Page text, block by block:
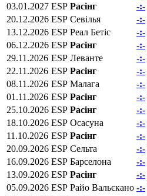
03.01.2027 ESP Расінг -:-
20.12.2026 ESP Севілья -:-
13.12.2026 ESP Реал Бетіс -:-
06.12.2026 ESP Расінг -:-
29.11.2026 ESP Леванте -:-
22.11.2026 ESP Расінг -:-
08.11.2026 ESP Малага -:-
01.11.2026 ESP Расінг -:-
25.10.2026 ESP Расінг -:-
18.10.2026 ESP Осасуна -:-
11.10.2026 ESP Расінг -:-
20.09.2026 ESP Сельта -:-
16.09.2026 ESP Барселона -:-
13.09.2026 ESP Расінг -:-
05.09.2026 ESP Райо Вальєкано -:-